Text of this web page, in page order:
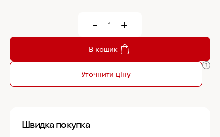
- +
В кошик
Уточнити ціну
Швидка покупка